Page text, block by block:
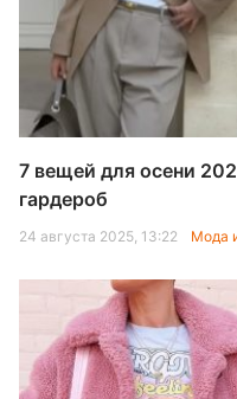
7 вещей для осени
гардероб
24 августа 2025, 13:22 Мода